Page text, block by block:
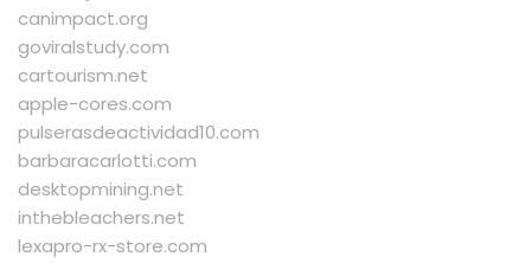
canimpact.org
goviralstudy.com
cartourism.net
apple-cores.com
pulserasdeactividad10.com
barbaracarlotti.com
desktopmining.net
inthebleachers.net
lexapro-rx-store.com